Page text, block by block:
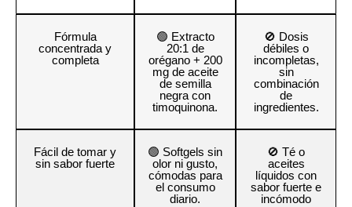
Fórmula
concentrada y
completa
🟢 Extracto
20:1 de
orégano + 200
mg de aceite
de semilla
negra con
timoquinona.
🚫 Dosis
débiles o
incompletas,
sin
combinación
de
ingredientes.
Fácil de tomar y
sin sabor fuerte
🟢 Softgels sin
olor ni gusto,
cómodas para
el consumo
diario.
🚫 Té o
aceites
líquidos con
sabor fuerte e
incómodo